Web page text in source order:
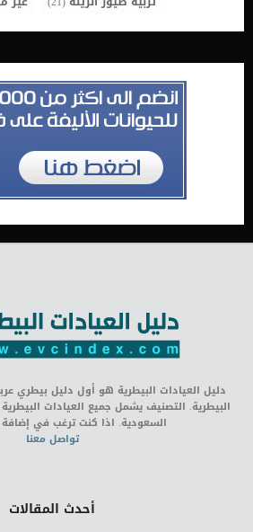
دليل العيادات البيطرية هو أول دليل بيطري
البيطرية. التصنيف يشمل جميع العيادات
السعودية. اذا كنت ترغب في إضافة
تواصل معنا
أحدث المقالات